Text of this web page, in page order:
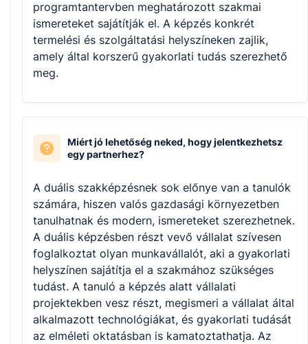
programtantervben meghatározott szakmai
ismereteket sajátítják el. A képzés konkrét
termelési és szolgáltatási helyszíneken zajlik,
amely által korszerű gyakorlati tudás szerezhető
meg.
Miért jó lehetőség neked, hogy jelentkezhetsz
egy partnerhez?
A duális szakképzésnek sok előnye van a tanulók
számára, hiszen valós gazdasági környezetben
tanulhatnak és modern, ismereteket szerezhetnek.
A duális képzésben részt vevő vállalat szívesen
foglalkoztat olyan munkavállalót, aki a gyakorlati
helyszínen sajátítja el a szakmához szükséges
tudást. A tanuló a képzés alatt vállalati
projektekben vesz részt, megismeri a vállalat által
alkalmazott technológiákat, és gyakorlati tudását
az elméleti oktatásban is kamatoztathatja. Az